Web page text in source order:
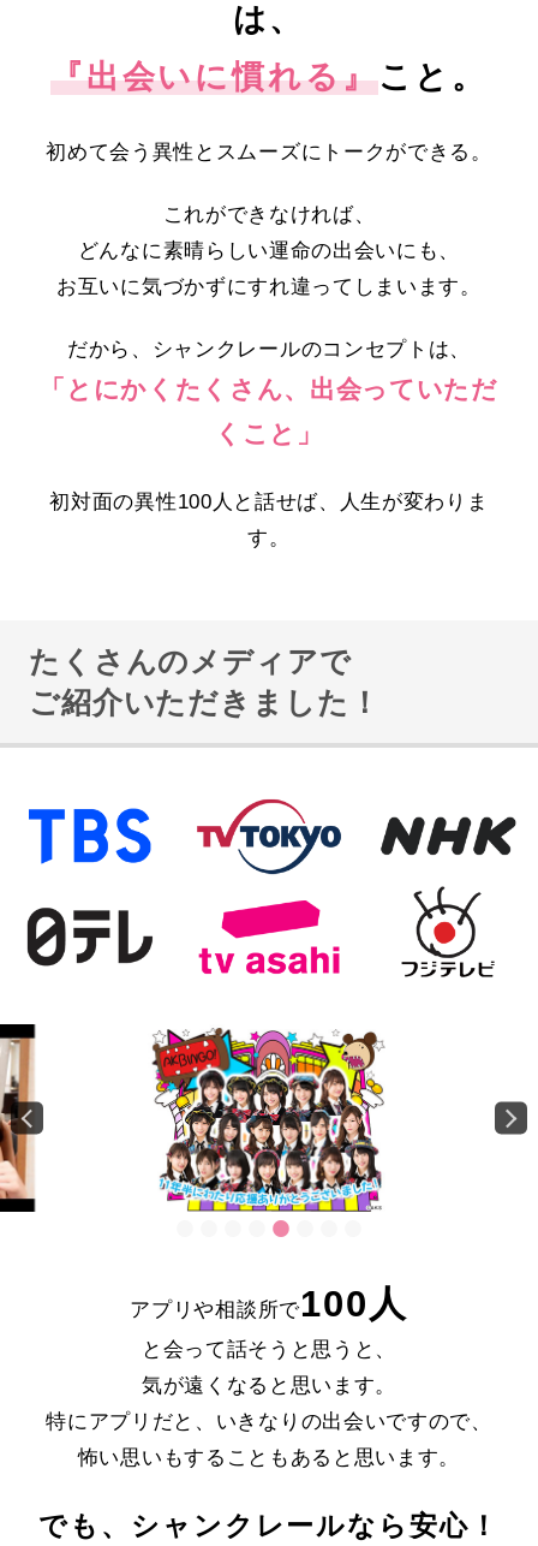
は、
『出会いに慣れる』こと。
初めて会う異性とスムーズにトークができる。
これができなければ、
どんなに素晴らしい運命の出会いにも、
お互いに気づかずにすれ違ってしまいます。
だから、シャンクレールのコンセプトは、
「とにかくたくさん、出会っていただ
くこと」
初対面の異性100人と話せば、人生が変わりま
す。
たくさんのメディアで
ご紹介いただきました！
アプリや相談所で100人
と会って話そうと思うと、
気が遠くなると思います。
特にアプリだと、いきなりの出会いですので、
怖い思いもすることもあると思います。
でも、シャンクレールなら安心！